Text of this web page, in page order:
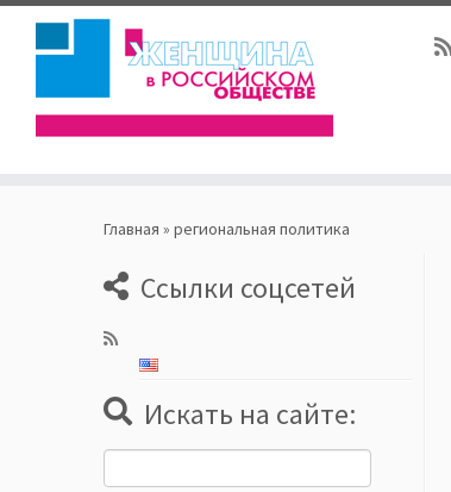
Главная » региональная политика
Ссылки соцсетей
Искать на сайте: